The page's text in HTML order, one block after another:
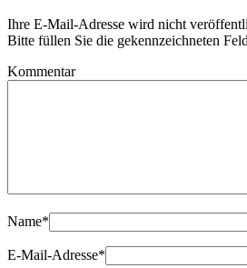
Ihre E-Mail-Adresse wird nicht
Bitte füllen Sie die gekennzeichneten
Kommentar
Name*
E-Mail-Adresse*